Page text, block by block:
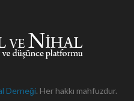
Derneği. Her hakkı mahfuzdur.